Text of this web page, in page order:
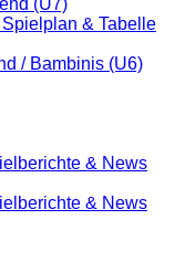
(U7)
& Tabelle
/ Bambinis (U6)
& News
& News